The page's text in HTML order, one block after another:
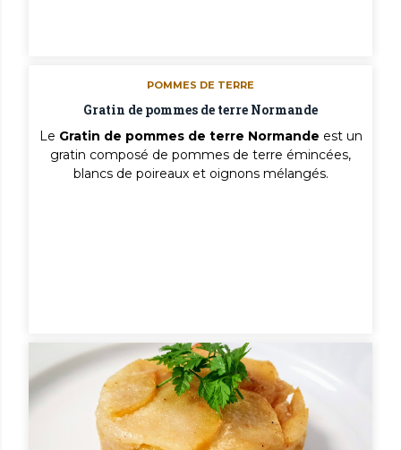
POMMES DE TERRE
Gratin de pommes de terre Normande
Le Gratin de pommes de terre Normande est un
gratin composé de pommes de terre émincées,
blancs de poireaux et oignons mélangés.